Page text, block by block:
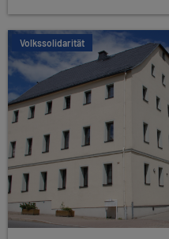
Volkssolidarität